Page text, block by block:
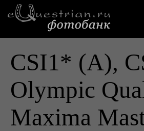
CSI1* (A),
Olympic
Maxima